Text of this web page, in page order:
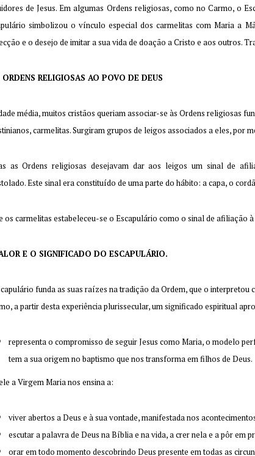
de Jesus. Em algumas Ordens religiosas, como no Carmo, o
simbolizou o vínculo especial dos carmelitas com Maria a
e o desejo de imitar a sua vida de doação a Cristo e aos outros.
ORDENS RELIGIOSAS AO POVO DE DEUS
média, muitos cristãos queriam associar-se às Ordens religiosas
carmelitas. Surgiram grupos de leigos associados a eles, por
as Ordens religiosas desejavam dar aos leigos um sinal de
Este sinal era constituído de uma parte do hábito: a capa, o
os carmelitas estabeleceu-se o Escapulário como o sinal de afiliação
E O SIGNIFICADO DO ESCAPULÁRIO.
funda as suas raízes na tradição da Ordem, que o
a partir desta experiência plurissecular, um significado espiritual
representa o compromisso de seguir Jesus como Maria, o modelo
tem a sua origem no baptismo que nos transforma em filhos de Deus.
a Virgem Maria nos ensina a:
viver abertos a Deus e à sua vontade, manifestada nos
escutar a palavra de Deus na Bíblia e na vida, a crer nela e a pôr em
orar em todo momento descobrindo Deus presente em todas as